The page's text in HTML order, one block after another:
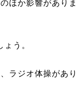
ほか影響がありま
う。
ラジオ体操があり